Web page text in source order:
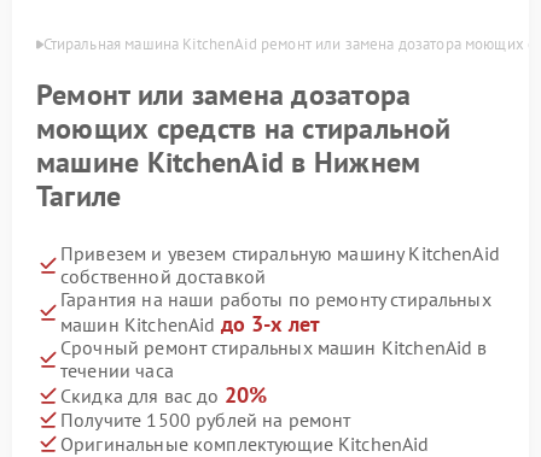
Стиральная машина KitchenAid ремонт или замена дозатора моющих
Ремонт или замена дозатора
моющих средств на стиральной
машине KitchenAid в Нижнем
Тагиле
Привезем и увезем стиральную машину KitchenAid
собственной доставкой
Гарантия на наши работы по ремонту стиральных
машин KitchenAid до 3-х лет
Срочный ремонт стиральных машин KitchenAid в
течении часа
Скидка для вас до 20%
Получите 1500 рублей на ремонт
Оригинальные комплектующие KitchenAid